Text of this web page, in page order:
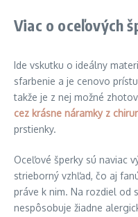
Viac o oceľových
Ide vskutku o ideálny
sfarbenie a je cenovo
takže je z nej možné
cez krásne náramky z
prstienky.
Oceľové šperky sú naviac
strieborný vzhľad, čo aj
práve k nim. Na rozdiel od
nespôsobuje žiadne